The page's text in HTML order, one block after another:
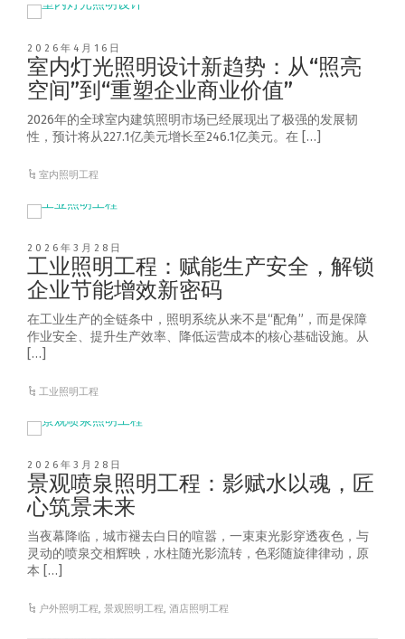
2026年4月16日
室内灯光照明设计新趋势：从“照亮
空间”到“重塑企业商业价值”
2026年的全球室内建筑照明市场已经展现出了极强的发展韧
性，预计将从227.1亿美元增长至246.1亿美元。在 […]
室内照明工程
2026年3月28日
工业照明工程：赋能生产安全，解锁
企业节能增效新密码
在工业生产的全链条中，照明系统从来不是“配角”，而是保障
作业安全、提升生产效率、降低运营成本的核心基础设施。从
[…]
工业照明工程
2026年3月28日
景观喷泉照明工程：影赋水以魂，匠
心筑景未来
当夜幕降临，城市褪去白日的喧嚣，一束束光影穿透夜色，与
灵动的喷泉交相辉映，水柱随光影流转，色彩随旋律律动，原
本 […]
户外照明工程,景观照明工程,酒店照明工程